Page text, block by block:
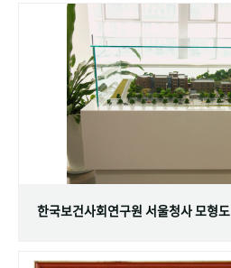
한국보건사회연구원 서울청사 모형도